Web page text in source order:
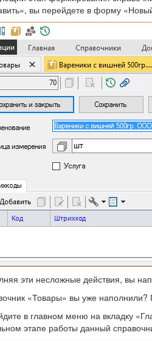
вы перейдете в форму
эти несложные действия, вы
«Товары» вы уже
в главном меню на вкладку
этапе работы данный